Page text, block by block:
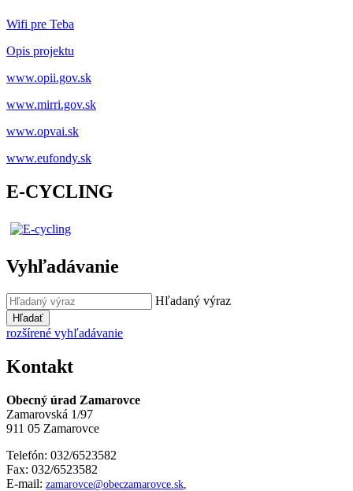
Wifi pre Teba
Opis projektu
www.opii.gov.sk
www.mirri.gov.sk
www.opvai.sk
www.eufondy.sk
E-CYCLING
Vyhľadávanie
Hľadaný výraz
Hľadať
rozšírené vyhľadávanie
Kontakt
Obecný úrad Zamarovce
Zamarovská 1/97
911 05 Zamarovce
Telefón: 032/6523582
Fax: 032/6523582
E-mail: zamarovce@obeczamarovce.sk